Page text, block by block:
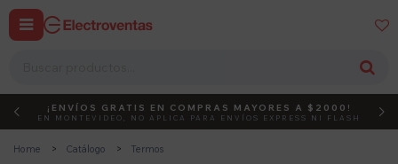
 
DEBUT ACTIVÁ EL CÓDIGO
¡ENVÍOS GRATIS EN COMPRAS MAYORES A $2000!
EN MONTEVIDEO, NO APLICA PARA ENVÍOS EXPRESS NI FLASH
Home Catálogo Termos